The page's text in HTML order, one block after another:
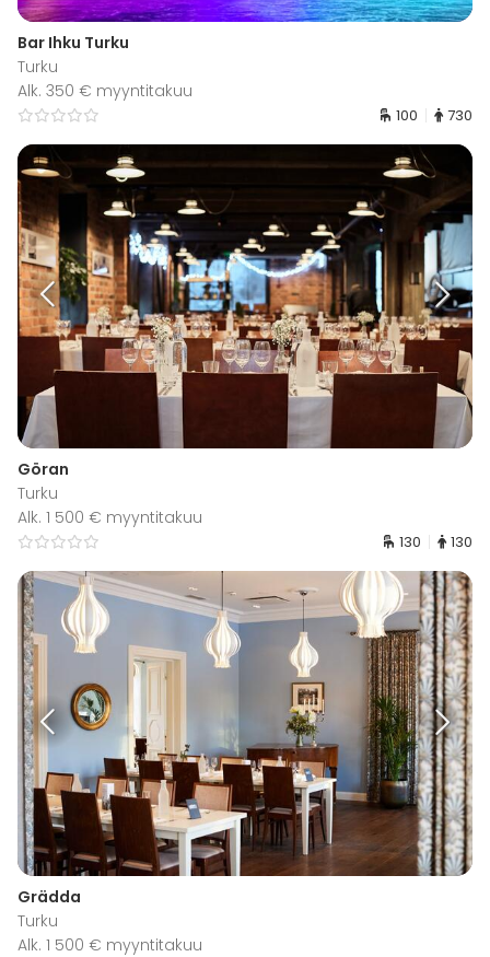
Bar Ihku Turku
Turku
Alk. 350 € myyntitakuu
100 730
Göran
Turku
Alk. 1 500 € myyntitakuu
130 130
Grädda
Turku
Alk. 1 500 € myyntitakuu